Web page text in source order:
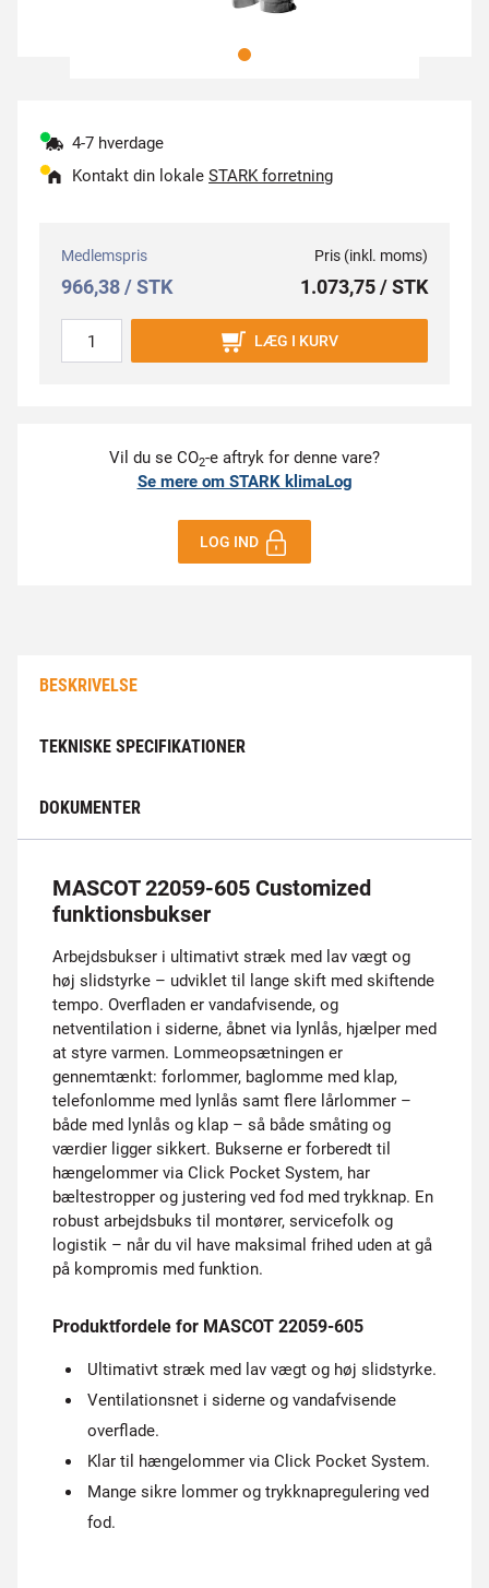
4-7 hverdage
Kontakt din lokale STARK forretning
Medlemspris
966,38 / STK
Pris (inkl. moms)
1.073,75 / STK
LÆG I KURV
Vil du se CO2-e aftryk for denne vare?
Se mere om STARK klimaLog
LOG IND
BESKRIVELSE
TEKNISKE SPECIFIKATIONER
DOKUMENTER
MASCOT 22059-605 Customized
funktionsbukser
Arbejdsbukser i ultimativt stræk med lav vægt og
høj slidstyrke – udviklet til lange skift med skiftende
tempo. Overfladen er vandafvisende, og
netventilation i siderne, åbnet via lynlås, hjælper med
at styre varmen. Lommeopsætningen er
gennemtænkt: forlommer, baglomme med klap,
telefonlomme med lynlås samt flere lårlommer –
både med lynlås og klap – så både småting og
værdier ligger sikkert. Bukserne er forberedt til
hængelommer via Click Pocket System, har
bæltestropper og justering ved fod med trykknap. En
robust arbejdsbuks til montører, servicefolk og
logistik – når du vil have maksimal frihed uden at gå
på kompromis med funktion.
Produktfordele for MASCOT 22059-605
Ultimativt stræk med lav vægt og høj slidstyrke.
Ventilationsnet i siderne og vandafvisende
overflade.
Klar til hængelommer via Click Pocket System.
Mange sikre lommer og trykknapregulering ved
fod.